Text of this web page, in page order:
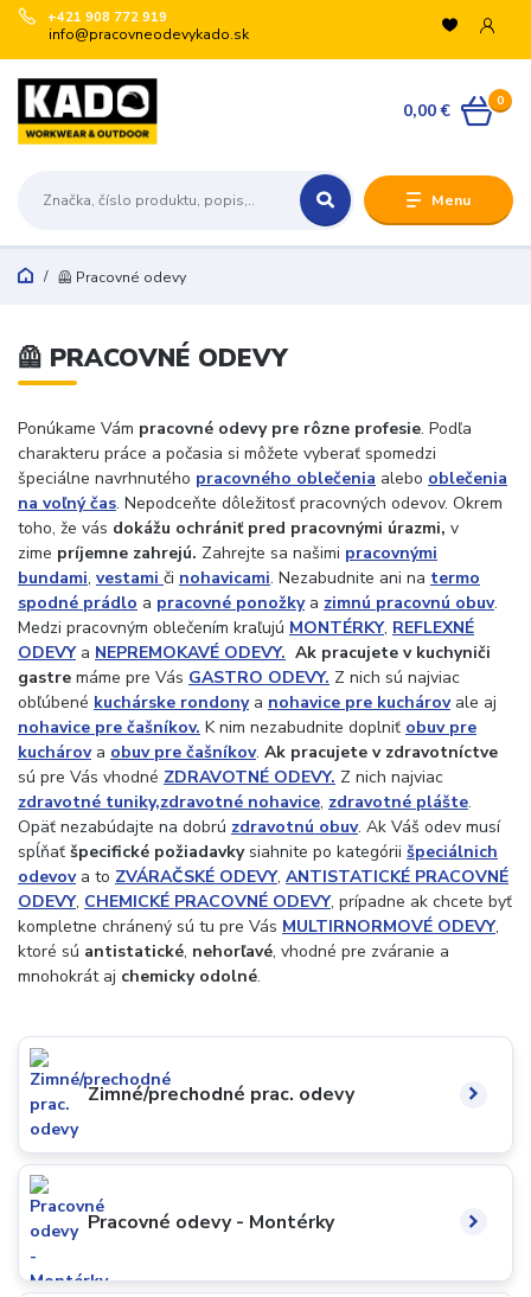
Menu
+421 908 772 919
info@pracovneodevykado.sk
0
0,00 €
🦺 Pracovné odevy
🦺 PRACOVNÉ ODEVY
Ponúkame Vám pracovné odevy pre rôzne profesie. Podľa
charakteru práce a počasia si môžete vyberať spomedzi
špeciálne navrhnutého pracovného oblečenia alebo oblečenia
na voľnýčas. Nepodceňte dôležitosť pracovných odevov. Okrem
toho, že vás dokážu ochrániť pred pracovnými úrazmi, v
zime príjemne zahrejú. Zahrejte sa našimi pracovnými
bundami, vestami či nohavicami. Nezabudnite ani na termo
spodné prádlo a pracovné ponožkya zimnú pracovnú obuv.
Medzi pracovným oblečením kraľujú MONTÉRKY, REFLEXNÉ
ODEVY a NEPREMOKAVÉ ODEVY. Ak pracujete v kuchyniči
gastre máme pre Vás GASTRO ODEVY. Z nich sú najviac
obľúbené kuchárske rondonya nohavice pre kuchárovale aj
nohavice pre čašníkov. K nim nezabudnite doplniť obuv pre
kuchárova obuv pre čašníkov. Ak pracujete v zdravotníctve
sú pre Vás vhodné ZDRAVOTNÉ ODEVY. Z nich najviac
zdravotné tuniky,zdravotné nohavice, zdravotné plášte.
Opäť nezabúdajte na dobrú zdravotnú obuv. Ak Váš odev musí
spĺňať špecifické požiadavkysiahnite po kategórii špeciálnich
odevova to ZVÁRAČSKÉ ODEVY, ANTISTATICKÉ PRACOVNÉ
ODEVY, CHEMICKÉ PRACOVNÉ ODEVY, prípadne ak chcete byť
kompletne chránený sú tu pre Vás MULTIRNORMOVÉ ODEVY,
ktoré sú antistatické, nehorľavé, vhodné pre zváranie a
mnohokrát aj chemicky odolné.
Zimné/prechodné prac. odevy
Pracovné odevy - Montérky